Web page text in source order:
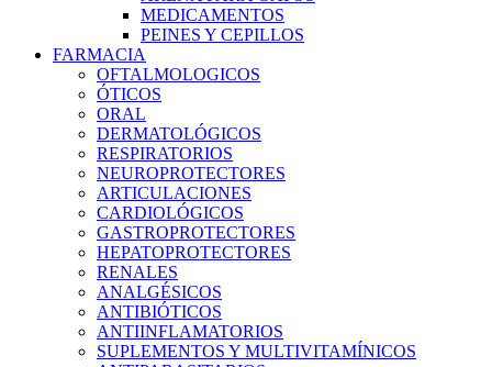
MEDICAMENTOS
PEINES Y CEPILLOS
FARMACIA
OFTALMOLOGICOS
ÓTICOS
ORAL
DERMATOLÓGICOS
RESPIRATORIOS
NEUROPROTECTORES
ARTICULACIONES
CARDIOLÓGICOS
GASTROPROTECTORES
HEPATOPROTECTORES
RENALES
ANALGÉSICOS
ANTIBIÓTICOS
ANTIINFLAMATORIOS
SUPLEMENTOS Y MULTIVITAMÍNICOS